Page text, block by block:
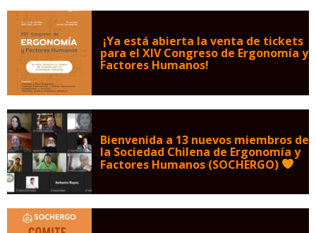
¡Ya está abierta la venta de tickets
para el XIV Congreso de Ergonomía y
Factores Humanos!
Bienvenida a 13 nuevos miembros de
la Sociedad Chilena de Ergonomía y
Factores Humanos (SOCHERGO)